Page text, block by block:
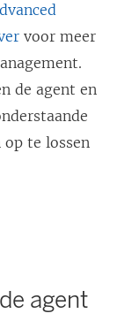
voor meer
de agent en
op te lossen
agent